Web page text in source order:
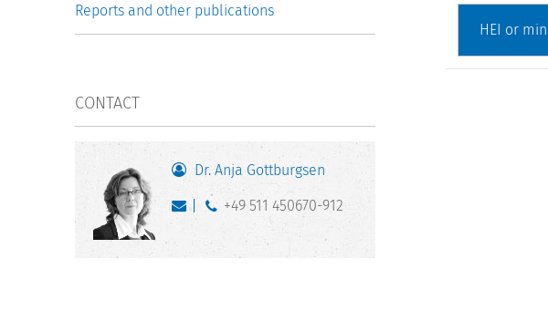
Reports and other publications
CONTACT
Dr. Anja Gottburgsen
+49 511 450670-912